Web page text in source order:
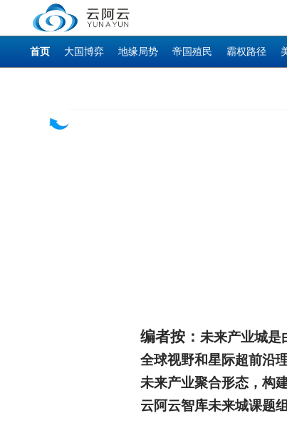
首页 大国博弈 地缘局势 帝国殖民 霸权路径
编者按： 未来产业城是
全球视野和星际超前沿
未来产业聚合形态，构
云阿云智库未来城课题组